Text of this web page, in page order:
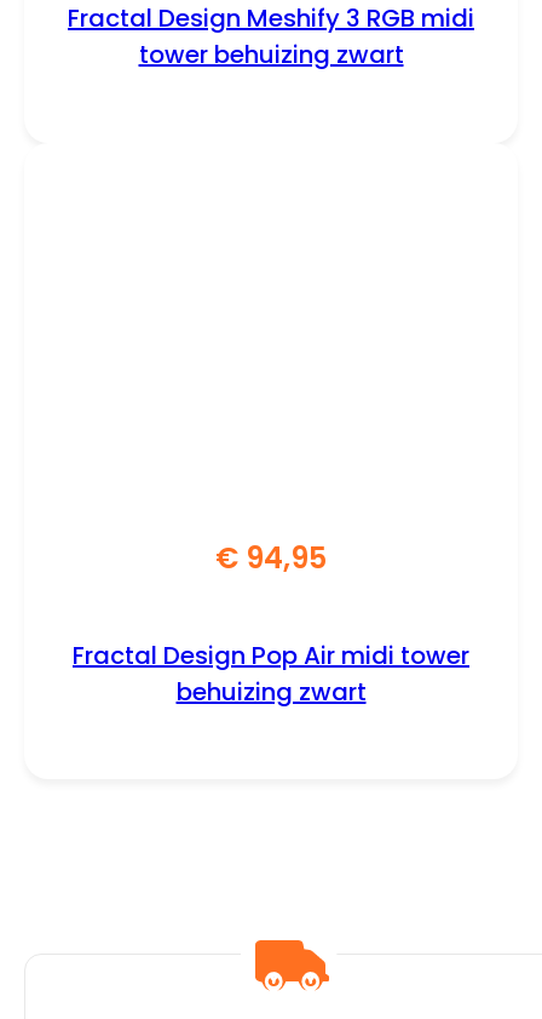
Fractal Design Meshify 3 RGB midi
tower behuizing zwart
€ 94,95
Fractal Design Pop Air midi tower
behuizing zwart